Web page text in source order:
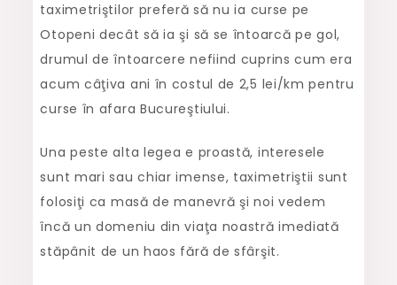
taximetriştilor preferă să nu ia curse pe
Otopeni decât să ia şi să se întoarcă pe gol,
drumul de întoarcere nefiind cuprins cum era
acum câţiva ani în costul de 2,5 lei/km pentru
curse în afara Bucureştiului.
Una peste alta legea e proastă, interesele
sunt mari sau chiar imense, taximetriştii sunt
folosiţi ca masă de manevră şi noi vedem
încă un domeniu din viaţa noastră imediată
stăpânit de un haos fără de sfârşit.